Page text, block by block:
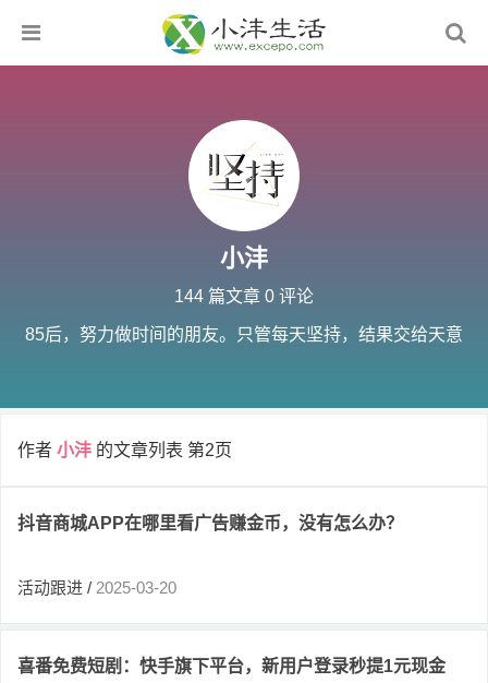
小沣
144 篇文章 0 评论
85后，努力做时间的朋友。只管每天坚持，结果交给天意
作者 小沣 的文章列表 第2页
抖音商城APP在哪里看广告赚金币，没有怎么办？
活动跟进 / 2025-03-20
喜番免费短剧：快手旗下平台，新用户登录秒提1元现金